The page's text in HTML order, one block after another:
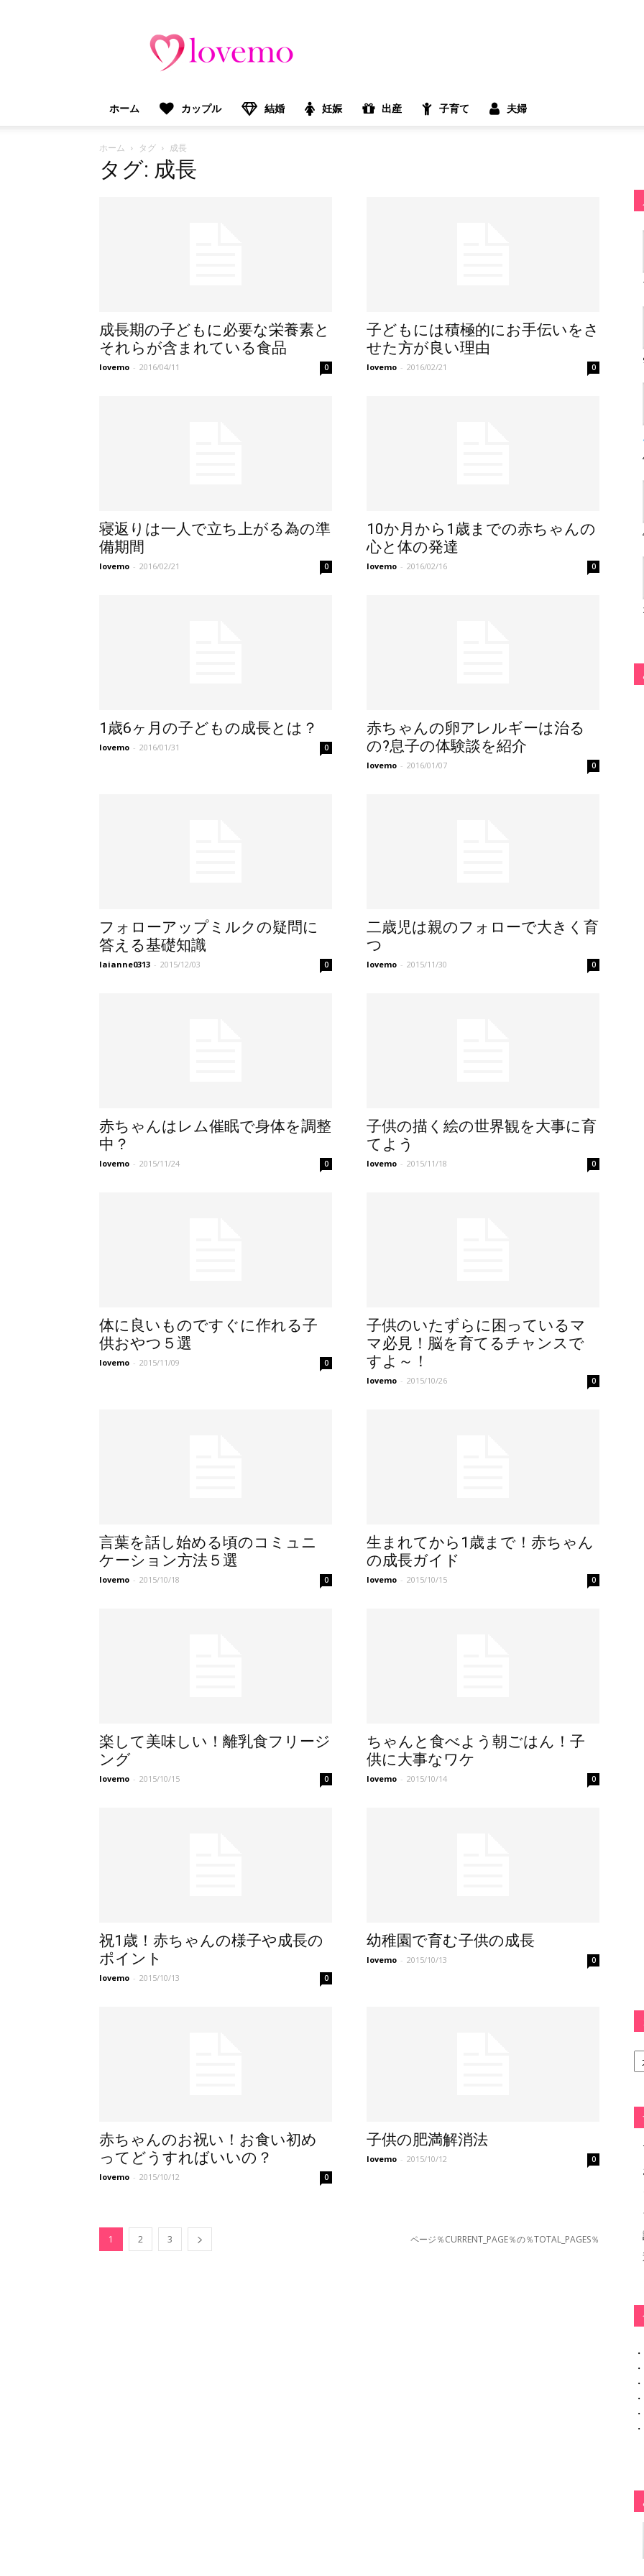
モ）：
プ
マ
マ
向
ホーム カップル 結婚 妊娠 出産 子育て 夫婦
ホーム タグ 成長
タグ: 成長
成長期の子どもに必要な栄養素と
それらが含まれている食品
lovemo - 2016/04/11 0
子どもには積極的にお手伝いをさ
せた方が良い理由
lovemo - 2016/02/21 0
寝返りは一人で立ち上がる為の準
備期間
lovemo - 2016/02/21 0
10か月から1歳までの赤ちゃんの
心と体の発達
lovemo - 2016/02/16 0
1歳6ヶ月の子どもの成長とは？
lovemo - 2016/01/31 0
赤ちゃんの卵アレルギーは治る
の?息子の体験談を紹介
lovemo - 2016/01/07 0
フォローアップミルクの疑問に
答える基礎知識
laianne0313 - 2015/12/03 0
二歳児は親のフォローで大きく育
つ
lovemo - 2015/11/30 0
赤ちゃんはレム催眠で身体を調整
中？
lovemo - 2015/11/24 0
子供の描く絵の世界観を大事に育
てよう
lovemo - 2015/11/18 0
体に良いものですぐに作れる子
供おやつ５選
lovemo - 2015/11/09 0
子供のいたずらに困っているマ
マ必見！脳を育てるチャンスで
すよ～！
lovemo - 2015/10/26 0
言葉を話し始める頃のコミュニ
ケーション方法５選
lovemo - 2015/10/18 0
生まれてから1歳まで！赤ちゃん
の成長ガイド
lovemo - 2015/10/15 0
楽して美味しい！離乳食フリージ
ング
lovemo - 2015/10/15 0
ちゃんと食べよう朝ごはん！子
供に大事なワケ
lovemo - 2015/10/14 0
祝1歳！赤ちゃんの様子や成長の
ポイント
lovemo - 2015/10/13 0
幼稚園で育む子供の成長
lovemo - 2015/10/13 0
赤ちゃんのお祝い！お食い初め
ってどうすればいいの？
lovemo - 2015/10/12 0
子供の肥満解消法
lovemo - 2015/10/12 0
1 2 3 ページ％CURRENT_PAGE％の％TOTAL_PAGES％
カ
テ
ー
・
・
・
・
・
・